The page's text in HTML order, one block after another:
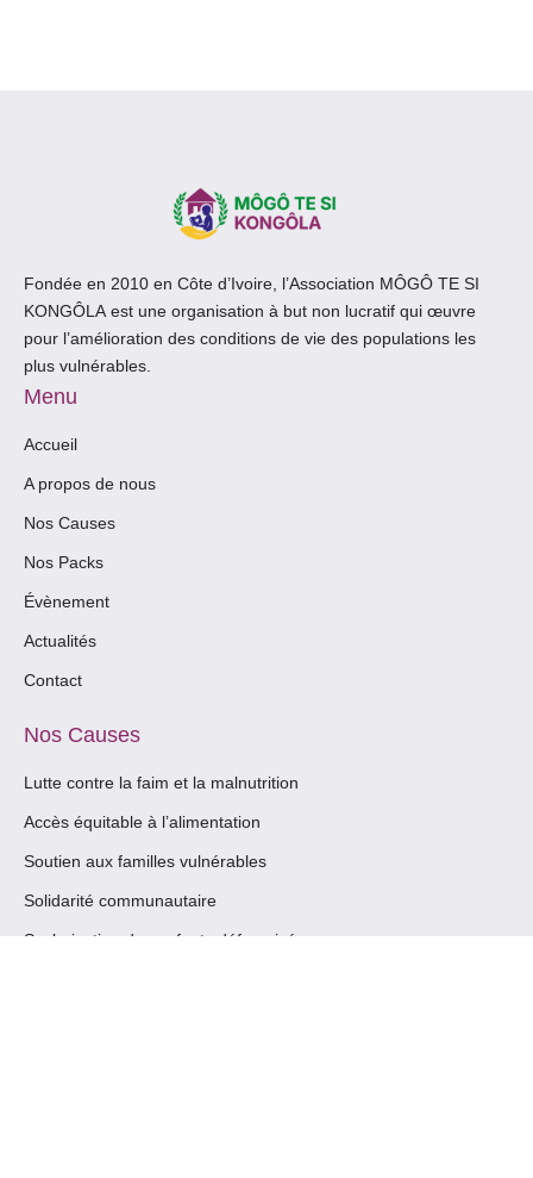
Fondée en 2010 en Côte d’Ivoire, l’Association MÔGÔ TE SI
KONGÔLA est une organisation à but non lucratif qui œuvre
pour l’amélioration des conditions de vie des populations les
plus vulnérables.
Menu
Accueil
A propos de nous
Nos Causes
Nos Packs
Évènement
Actualités
Contact
Nos Causes
Lutte contre la faim et la malnutrition
Accès équitable à l’alimentation
Soutien aux familles vulnérables
Solidarité communautaire
Scolarisation des enfants défavorisés